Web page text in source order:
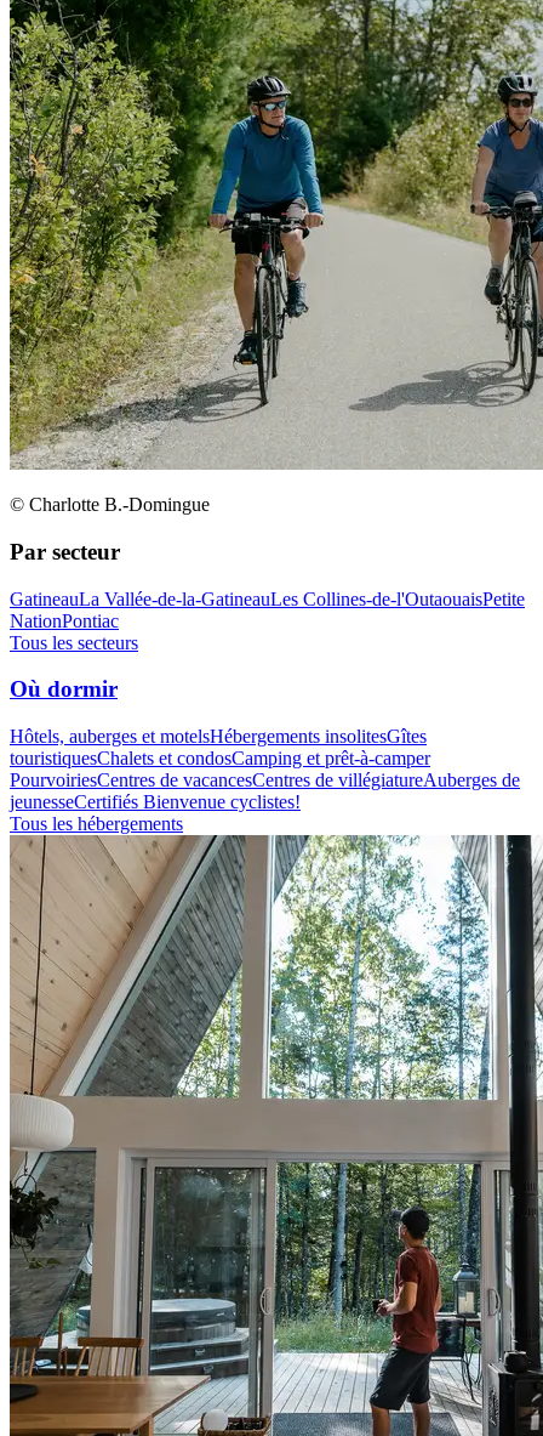
© Charlotte B.-Domingue
Par secteur
GatineauLa Vallée-de-la-GatineauLes Collines-de-l'OutaouaisPetite
NationPontiac
Tous les secteurs
Où dormir
Hôtels, auberges et motelsHébergements insolitesGîtes
touristiquesChalets et condosCamping et prêt-à-camper
PourvoiriesCentres de vacancesCentres de villégiatureAuberges de
jeunesseCertifiés Bienvenue cyclistes!
Tous les hébergements